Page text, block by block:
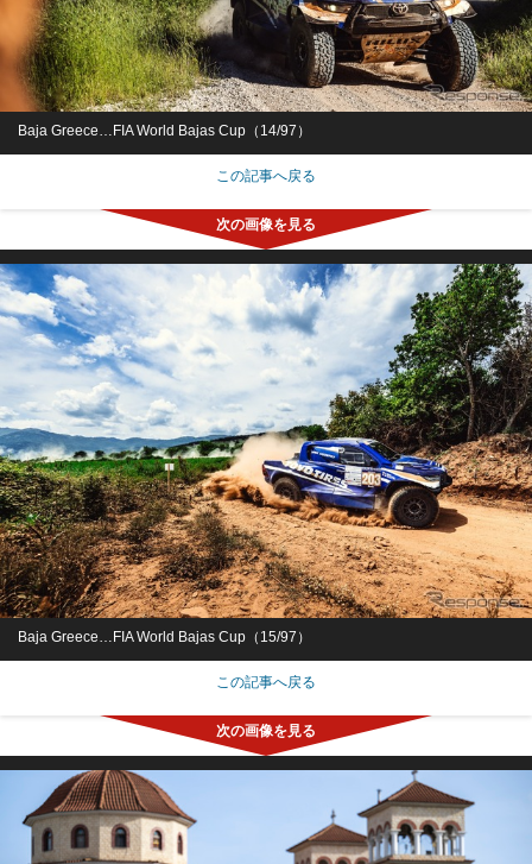
Baja Greece…FIA World Bajas Cup（14/97）
この記事へ戻る
Baja Greece…FIA World Bajas Cup（15/97）
この記事へ戻る